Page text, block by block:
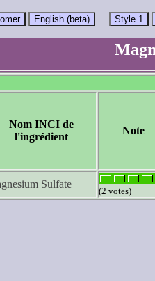
Nom INCI de
l'ingrédient
Note
Sulfate
(2 votes)